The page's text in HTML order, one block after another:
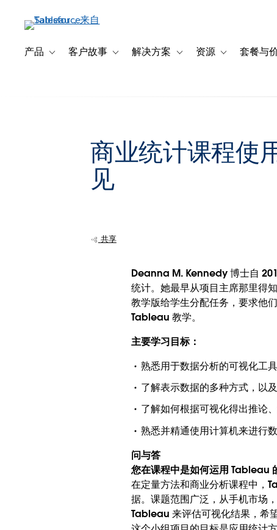
产品 Toggle sub-navigation for 产品
客户故事 Toggle sub-navigation for 客户故事
解决方案 Toggle sub-navigation for 解
资源 Toggle sub-
套餐与
商业统计课程使
见
共享
Deanna M. Kennedy 博士自
统计。她最早从项目主席那里得
教学版给学生分配任务，要求他
Tableau 教学。
主要学习目标：
熟悉用于数据分析的可视化工具
了解表示数据的多种方式，以
了解如何根据可视化得出推论
熟悉并精通使用计算机来进行
问与答
您在课程中是如何运用 Tableau
在定量方法和商业分析课程中，
据。课题范围广泛，从手机市场
Tableau 来评估可视化结果，希